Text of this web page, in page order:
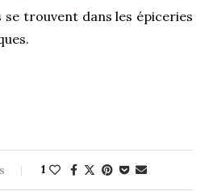
se trouvent dans les épiceries
1